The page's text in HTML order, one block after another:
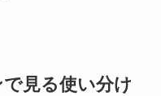
見る使い分け